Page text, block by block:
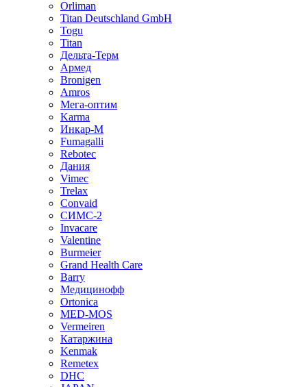
Orliman
Titan Deutschland GmbH
Togu
Titan
Дельта-Терм
Армед
Bronigen
Amros
Мега-оптим
Karma
Инкар-М
Fumagalli
Rebotec
Дания
Vimec
Trelax
Convaid
СИМС-2
Invacare
Valentine
Burmeier
Grand Health Care
Barry
Медицинофф
Ortonica
MED-MOS
Vermeiren
Катаржина
Kenmak
Remetex
DHC